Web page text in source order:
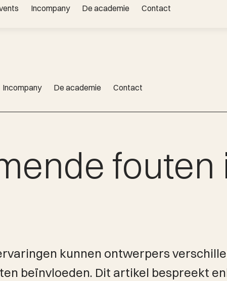
Incompany De academie Contact
Whatsapp |
Incompany De academie Contact
fouten
kunnen ontwerpers
beïnvloeden. Dit artikel bespreekt